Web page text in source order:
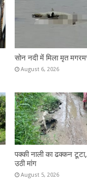
सोन नदी में मिला मृत
August 6, 2026
पक्की नाली का ढक्कन
उठी मांग
August 5, 2026